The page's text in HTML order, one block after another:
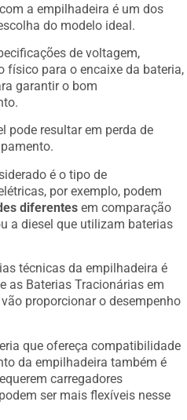
a empilhadeira é um dos
do modelo ideal.
de voltagem,
físico para o encaixe da bateria,
garantir o bom
pode resultar em perda de
é o tipo de
por exemplo, podem
diferentes em comparação
a diesel que utilizam baterias
técnicas da empilhadeira é
as Baterias Tracionárias em
proporcionar o desempenho
que ofereça compatibilidade
da empilhadeira também é
carregadores
ser mais flexíveis nesse